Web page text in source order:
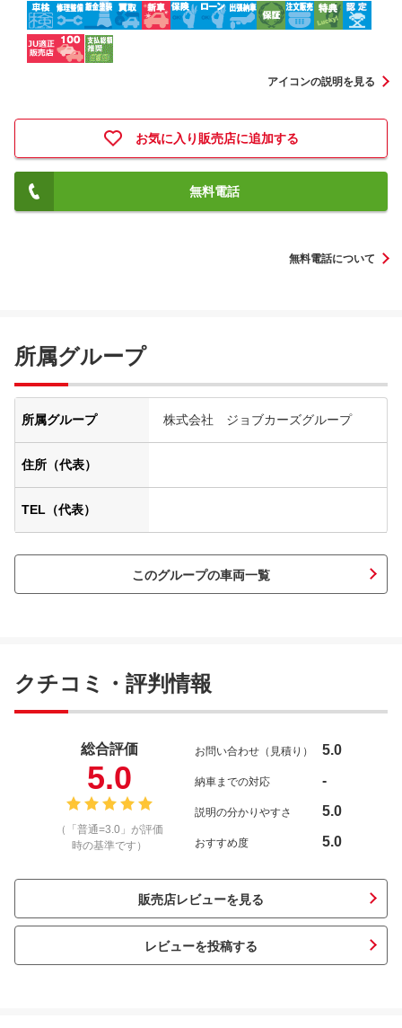
アイコンの説明を見る
お気に入り販売店に追加する
無料電話
無料電話について
所属グループ
所属グループ 株式会社 ジョブカーズグループ
住所（代表）
TEL（代表）
このグループの車両一覧
クチコミ・評判情報
総合評価
5.0
（「普通=3.0」が評価
時の基準です）
お問い合わせ（見積り） 5.0
納車までの対応 -
説明の分かりやすさ 5.0
おすすめ度 5.0
販売店レビューを見る
レビューを投稿する